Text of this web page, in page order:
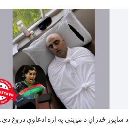
د شاپور ځدراڼ د مړیني په اړه ادعاوې دروغ دي.